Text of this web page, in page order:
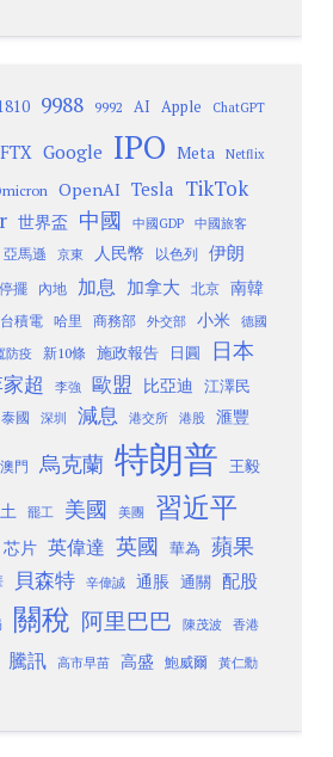
9988 9992 AI Apple ChatGPT
FTX Google IPO Meta Netflix
OpenAI Tesla TikTok
世界盃 中國 中國GDP 中國旅客
亞馬遜 京東 人民幣 以色列 伊朗
停擺 內地 加息 加拿大 北京
南韓
台積電 哈里 商務部 外交部 小米 德國
防疫 新10條 施政報告 日圓 日本
超 李強 歐盟 比亞迪 江澤民
泰國 深圳 減息 港交所 港股 滙豐
澳門 烏克蘭 特朗普 王毅
罷工 美國 美團 習近平
芯片 英偉達 英國 華為 蘋果
貝森特 辛偉誠 通脹 通關 配股
關稅 阿里巴巴 陳茂波 香港
騰訊 高市早苗 高盛 鮑威爾 黃仁勳